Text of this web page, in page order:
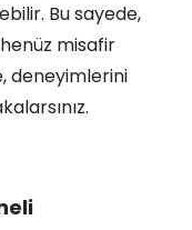
Bu sayede,
misafir
deneyimlerini